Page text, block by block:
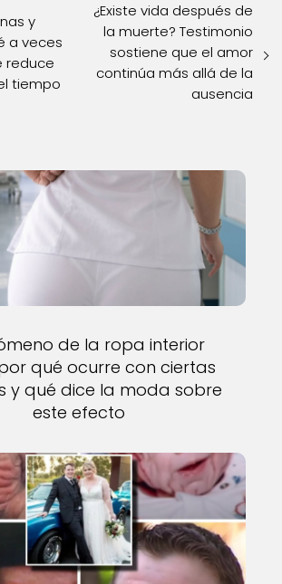
y
a veces
reduce
tiempo
¿Existe vida después de
la muerte? Testimonio
sostiene que el amor
continúa más allá de la
ausencia
de la ropa interior
qué ocurre con ciertas
y qué dice la moda sobre
este efecto